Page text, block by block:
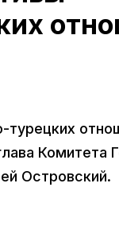
турецких
Комитета
Островский.